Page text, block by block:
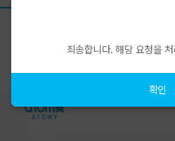
죄송합니다. 해당 요청을
확인